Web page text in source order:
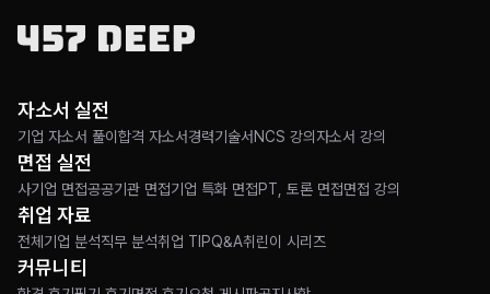
자소서 실전
기업 자소서 풀이 합격 자소서경력기술서 NCS 강의자소서 강의
면접 실전
사기업 면접공공기관 면접기업 특화 면접PT, 토론 면접면접 강의
취업 자료
전체 기업 분석직무 분석취업 TIPQ&A취린이 시리즈
커뮤니티